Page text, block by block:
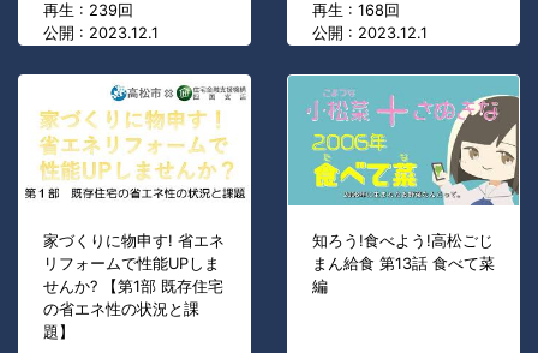
再生 : 239回
公開 : 2023.12.1
再生 : 168回
公開 : 2023.12.1
家づくりに物申す! 省エネ
リフォームで性能UPしま
せんか? 【第1部 既存住宅
の省エネ性の状況と課
題】
知ろう!食べよう!高松ごじ
まん給食 第13話 食べて菜
編